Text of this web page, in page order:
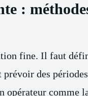
:
fine. Il faut
des
opérateur comme